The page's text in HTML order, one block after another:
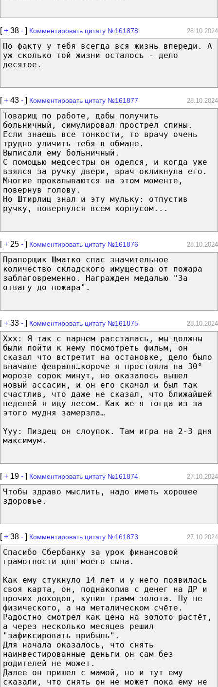
[+ 38 - ] Комментировать цитату №161878 28.10.2024
По факту у тебя всегда вся жизнь впереди. А
уж сколько той жизни осталось - дело
десятое.
[+ 43 - ] Комментировать цитату №161877 28.10.2024
Товарищ по работе, дабы получить
больничный, симулировал прострел спины.
Если знаешь все тонкости, то врачу очень
трудно уличить тебя в обмане.
Выписали ему больничный.
С помощью медсестры он оделся, и когда уже
взялся за ручку двери, врач окликнула его.
Многие прокалываются на этом моменте,
повернув голову.
Но Штирлиц знал и эту мульку: отпустив
ручку, повернулся всем корпусом...
[+ 25 - ] Комментировать цитату №161876 28.10.2024
Прапорщик Шматко спас значительное
количество складского имущества от пожара
заблаговременно. Награжден медалью "За
отвагу до пожара".
[+ 33 - ] Комментировать цитату №161875 28.10.2024
Xxx: Я так с парнем рассталась, мы должны
были пойти к нему посмотреть фильм, он
сказал что встретит на остановке, дело было
вначале февраля…короче я простояла на 30°
морозе сорок минут, но оказалось вышел
новый ассасин, и он его скачал и был так
счастлив, что даже не сказал, что ближайшей
неделей я иду лесом. Как же я тогда из за
этого мудня замерзла…
Yyy: Пиздец он слоупок. Там игра на 2-3 дня
максимум.
[+ 19 - ] Комментировать цитату №161874 27.10.2024
Чтобы здраво мыслить, надо иметь хорошее
здоровье.
[+ 38 - ] Комментировать цитату №161873 27.10.2024
Спасибо Сбербанку за урок финансовой
грамотности для моего сына.
Как ему стукнуло 14 лет и у него появилась
своя карта, он, поднакопив с денег на ДР и
прочих доходов, купил грамм золота. Ну не
физического, а на металическом счёте.
Радостно смотрел как цена на золото растёт,
а через несколько месяцев решил
"зафиксировать прибыль".
Для начала оказалось, что снять
наинвестированные деньги он сам без
родителей не может.
Далее он пришел с мамой, но и тут ему
сказали, что снять он не может пока ему не